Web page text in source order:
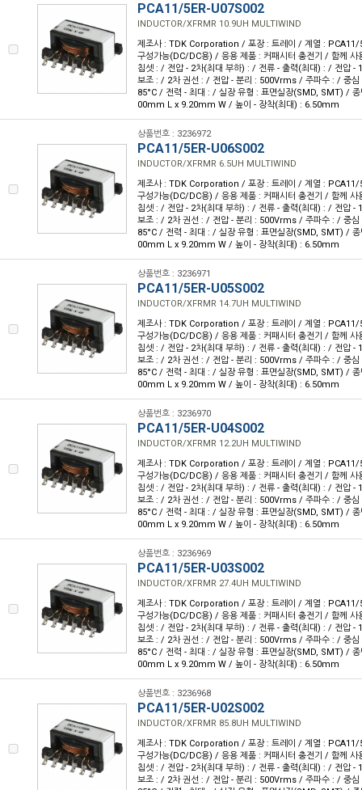
PCA11/5ER-U07S002
INDUCTOR/XFRMR 10.9UH MULTIWIND
제조사 : TDK Corporation / 포장 : 트레이 / 계열 : PCA11/
구성가능(DC/DC용) / 응용 제품 : 커패시터 충전기 / 함께
칩셋 : / 전압 - 2차(최대 부하) : / 전류 - 출력(최대) : / 전압 -
보조 : / 2차 권선 : / 전압 - 분리 : 500Vrms / 주파수 : / 중심
85°C / 전력 - 최대 : / 실장 유형 : 표면실장(SMD, SMT) /
00mm L x 9.20mm W / 높이 - 장착(최대) : 6.50mm
상품번호 : 3236972
PCA11/5ER-U06S002
INDUCTOR/XFRMR 6.5UH MULTIWIND
제조사 : TDK Corporation / 포장 : 트레이 / 계열 : PCA11/
구성가능(DC/DC용) / 응용 제품 : 커패시터 충전기 / 함께
칩셋 : / 전압 - 2차(최대 부하) : / 전류 - 출력(최대) : / 전압 -
보조 : / 2차 권선 : / 전압 - 분리 : 500Vrms / 주파수 : / 중심
85°C / 전력 - 최대 : / 실장 유형 : 표면실장(SMD, SMT) /
00mm L x 9.20mm W / 높이 - 장착(최대) : 6.50mm
상품번호 : 3236971
PCA11/5ER-U05S002
INDUCTOR/XFRMR 14.7UH MULTIWIND
제조사 : TDK Corporation / 포장 : 트레이 / 계열 : PCA11/
구성가능(DC/DC용) / 응용 제품 : 커패시터 충전기 / 함께
칩셋 : / 전압 - 2차(최대 부하) : / 전류 - 출력(최대) : / 전압 -
보조 : / 2차 권선 : / 전압 - 분리 : 500Vrms / 주파수 : / 중심
85°C / 전력 - 최대 : / 실장 유형 : 표면실장(SMD, SMT) /
00mm L x 9.20mm W / 높이 - 장착(최대) : 6.50mm
상품번호 : 3236970
PCA11/5ER-U04S002
INDUCTOR/XFRMR 12.2UH MULTIWIND
제조사 : TDK Corporation / 포장 : 트레이 / 계열 : PCA11/
구성가능(DC/DC용) / 응용 제품 : 커패시터 충전기 / 함께
칩셋 : / 전압 - 2차(최대 부하) : / 전류 - 출력(최대) : / 전압 -
보조 : / 2차 권선 : / 전압 - 분리 : 500Vrms / 주파수 : / 중심
85°C / 전력 - 최대 : / 실장 유형 : 표면실장(SMD, SMT) /
00mm L x 9.20mm W / 높이 - 장착(최대) : 6.50mm
상품번호 : 3236969
PCA11/5ER-U03S002
INDUCTOR/XFRMR 27.4UH MULTIWIND
제조사 : TDK Corporation / 포장 : 트레이 / 계열 : PCA11/
구성가능(DC/DC용) / 응용 제품 : 커패시터 충전기 / 함께
칩셋 : / 전압 - 2차(최대 부하) : / 전류 - 출력(최대) : / 전압 -
보조 : / 2차 권선 : / 전압 - 분리 : 500Vrms / 주파수 : / 중심
85°C / 전력 - 최대 : / 실장 유형 : 표면실장(SMD, SMT) /
00mm L x 9.20mm W / 높이 - 장착(최대) : 6.50mm
상품번호 : 3236968
PCA11/5ER-U02S002
INDUCTOR/XFRMR 85.8UH MULTIWIND
제조사 : TDK Corporation / 포장 : 트레이 / 계열 : PCA11/
구성가능(DC/DC용) / 응용 제품 : 커패시터 충전기 / 함께
칩셋 : / 전압 - 2차(최대 부하) : / 전류 - 출력(최대) : / 전압 -
보조 : / 2차 권선 : / 전압 - 분리 : 500Vrms / 주파수 : / 중심